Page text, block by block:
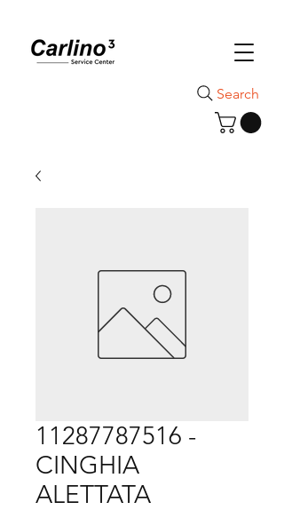
Search
11287787516 -
CINGHIA
ALETTATA